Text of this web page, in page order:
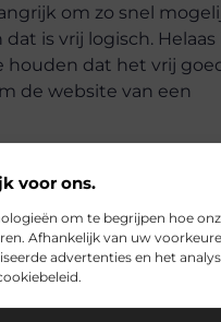
voor ons.
om te begrijpen hoe
Afhankelijk van uw
advertenties en het
om zo snel
is vrij logisch. Helaas
dat het vrij
de website van een
een-kot/